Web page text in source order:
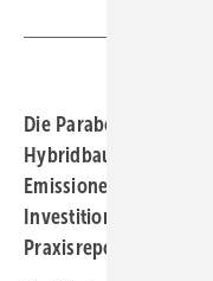
Die Parabolrinnen-
Hybridbaustein für
Emissionen und
Investition. Zudem
Praxisreport